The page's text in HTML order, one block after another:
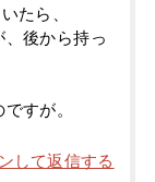
たら、
後から持っ
すが。
して返信する